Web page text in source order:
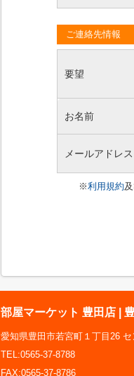
ご連絡先情報
要望
お名前
メールアドレス
※利用規約
部屋マーケット 豊田店 |
愛知県豊田市若宮町１丁目26
TEL:0565-37-8788
FAX:0565-37-8786